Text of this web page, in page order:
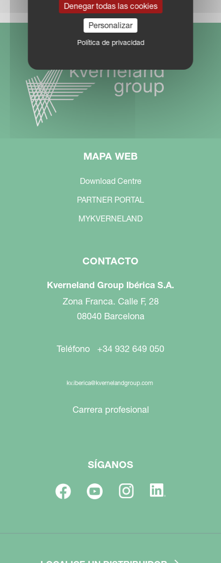
MAPA WEB
Download Centre
PARTNER PORTAL
MYKVERNELAND
CONTACTO
Kverneland Group Ibérica S.A.
Zona Franca. Calle F, 28
08040 Barcelona
Teléfono +34 932 649 050
kv.iberica@kvernelandgroup.com
Carrera profesional
SÍGANOS
Denegar todas las cookies
Personalizar
Política de privacidad